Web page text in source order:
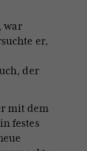
war
er,
der
mit dem
festes